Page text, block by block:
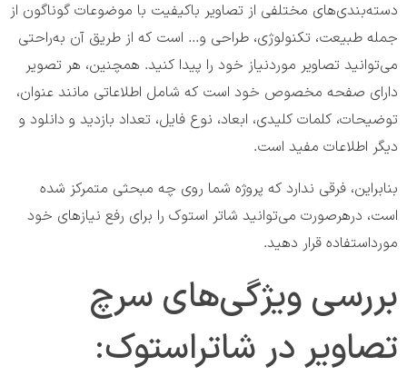
دسته‌بندی‌های مختلفی از تصاویر باکیفیت با موضوعات گوناگون از
جمله طبیعت، تکنولوژی، طراحی و… است که از طریق آن به‌راحتی
می‌توانید تصاویر موردنیاز خود را پیدا کنید. همچنین، هر تصویر
دارای صفحه مخصوص خود است که شامل اطلاعاتی مانند عنوان،
توضیحات، کلمات کلیدی، ابعاد، نوع فایل، تعداد بازدید و دانلود و
دیگر اطلاعات مفید است.
بنابراین، فرقی ندارد که پروژه شما روی چه مبحثی متمرکز شده
است، درهرصورت می‌توانید شاتر استوک را برای رفع نیاز‌های خود
مورداستفاده قرار دهید.
بررسی ویژگی‌های سرچ
تصاویر در شاتراستوک: